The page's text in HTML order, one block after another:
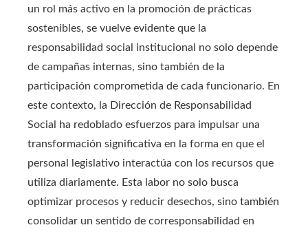
un rol más activo en la promoción de prácticas
sostenibles, se vuelve evidente que la
responsabilidad social institucional no solo depende
de campañas internas, sino también de la
participación comprometida de cada funcionario. En
este contexto, la Dirección de Responsabilidad
Social ha redoblado esfuerzos para impulsar una
transformación significativa en la forma en que el
personal legislativo interactúa con los recursos que
utiliza diariamente. Esta labor no solo busca
optimizar procesos y reducir desechos, sino también
consolidar un sentido de corresponsabilidad en